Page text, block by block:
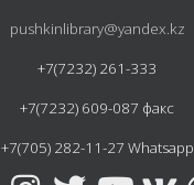
pushkinlibrary@yandex.kz
+7(7232) 261-333
+7(7232) 609-087 факс
+7(705) 282-11-27 Whatsapp